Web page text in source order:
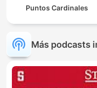
Puntos Cardinales
Más podcasts